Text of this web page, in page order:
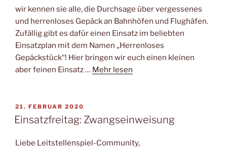
wir kennen sie alle, die Durchsage über vergessenes
und herrenloses Gepäck an Bahnhöfen und Flughäfen.
Zufällig gibt es dafür einen Einsatz im beliebten
Einsatzplan mit dem Namen „Herrenloses
Gepäckstück“! Hier bringen wir euch einen kleinen
aber feinen Einsatz … Mehr lesen
VERÖFFENTLICHT
AM
21. FEBRUAR 2020
Einsatzfreitag: Zwangseinweisung
Liebe Leitstellenspiel-Community,